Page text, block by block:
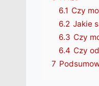
6.1 Czy
6.2 Jakie
6.3 Czy
6.4 Czy
7